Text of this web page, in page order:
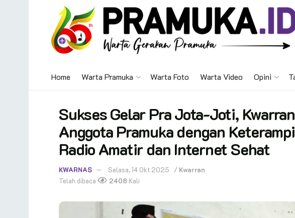
Home Warta Pramuka Warta Foto Warta Video Opini
Sukses Gelar Pra Jota-Joti,
Anggota Pramuka dengan
Radio Amatir dan Internet Sehat
KWARNAS Selasa, 14 Okt 2025 / Kwarran
Telah dibaca
2408 Kali